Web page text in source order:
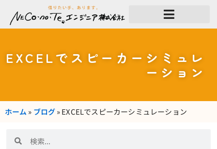
ス
EXCELでスピーカーシミュレ
ーション
ホーム » ブログ »EXCELでスピーカーシミュレーション
索